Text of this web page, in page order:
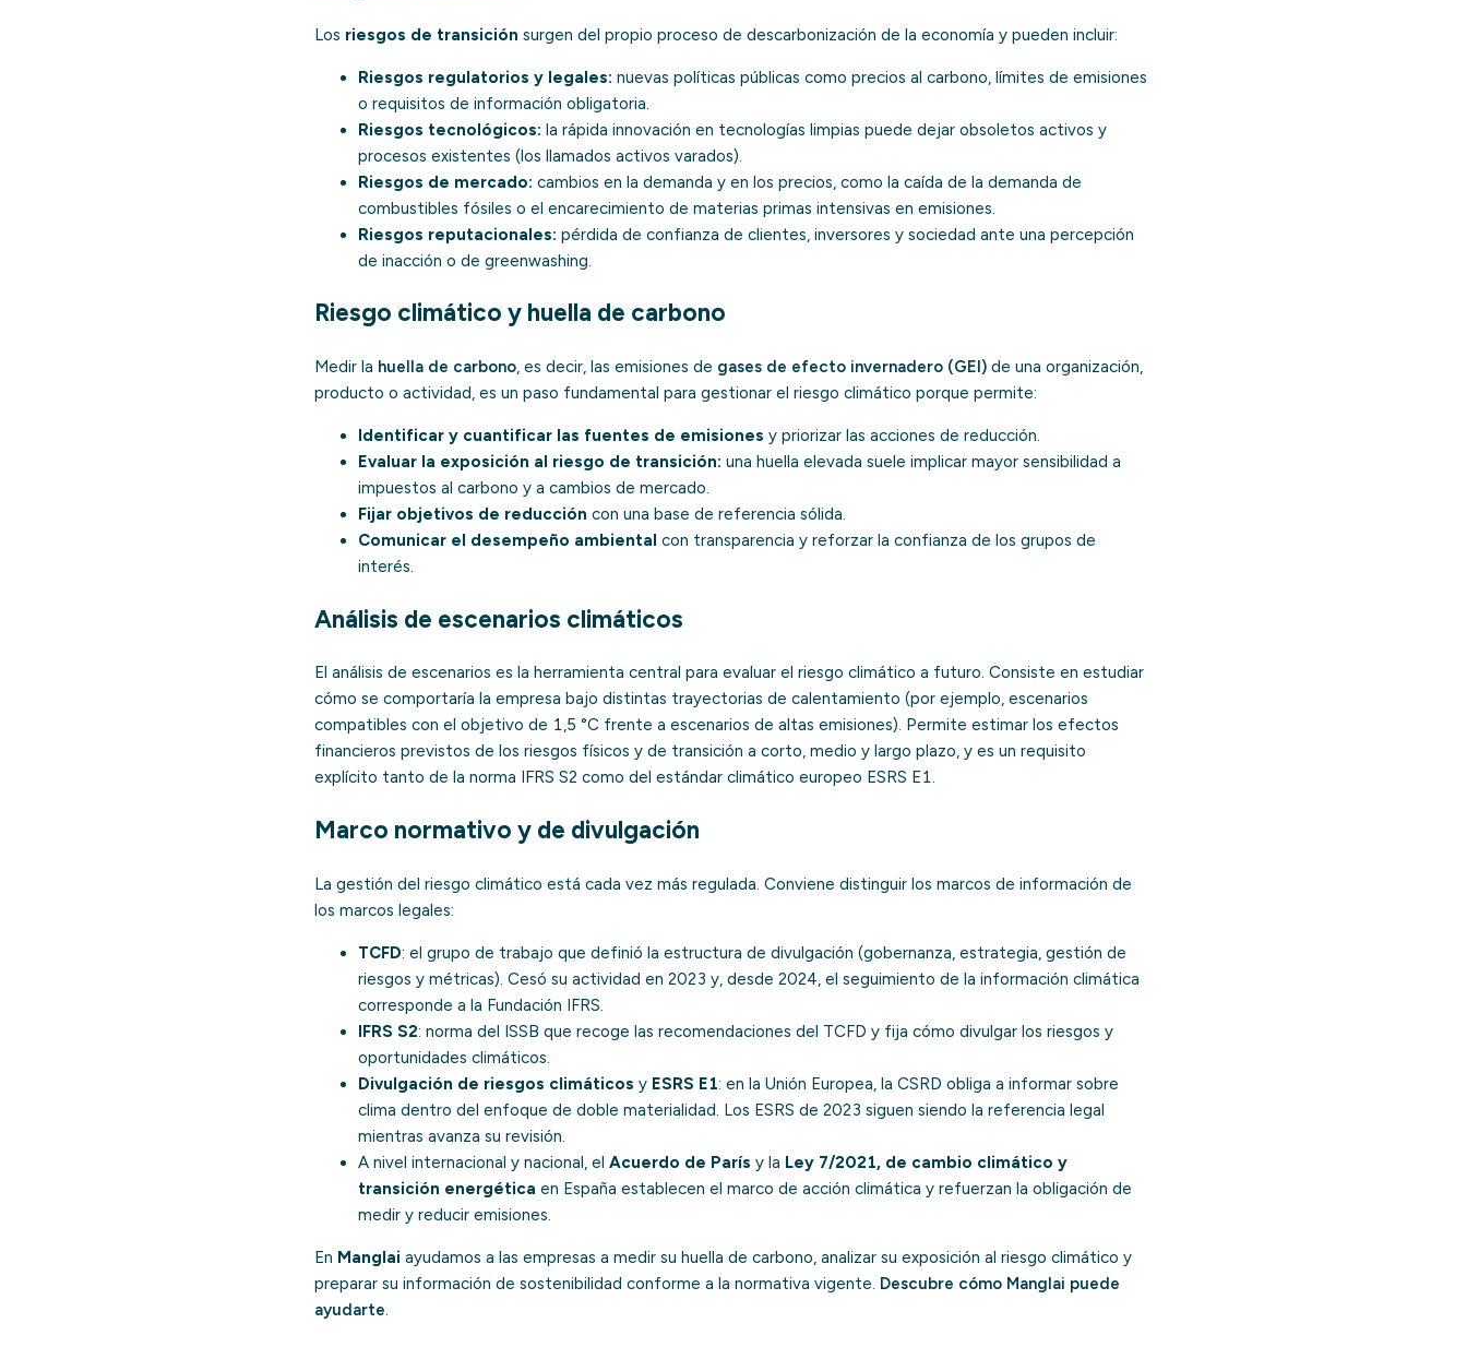
Los riesgos de transición surgen del propio proceso de descarbonización de la economía y pueden incluir:
Riesgos regulatorios y legales: nuevas políticas públicas como precios al carbono, límites de emisiones
o requisitos de información obligatoria.
Riesgos tecnológicos: la rápida innovación en tecnologías limpias puede dejar obsoletos activos y
procesos existentes (los llamados activos varados).
Riesgos de mercado: cambios en la demanda y en los precios, como la caída de la demanda de
combustibles fósiles o el encarecimiento de materias primas intensivas en emisiones.
Riesgos reputacionales: pérdida de confianza de clientes, inversores y sociedad ante una percepción
de inacción o de greenwashing.
Riesgo climático y huella de carbono
Medir la huella de carbono, es decir, las emisiones de gases de efecto invernadero (GEI) de una organización,
producto o actividad, es un paso fundamental para gestionar el riesgo climático porque permite:
Identificar y cuantificar las fuentes de emisiones y priorizar las acciones de reducción.
Evaluar la exposición al riesgo de transición: una huella elevada suele implicar mayor sensibilidad a
impuestos al carbono y a cambios de mercado.
Fijar objetivos de reducción con una base de referencia sólida.
Comunicar el desempeño ambiental con transparencia y reforzar la confianza de los grupos de
interés.
Análisis de escenarios climáticos
El análisis de escenarios es la herramienta central para evaluar el riesgo climático a futuro. Consiste en estudiar
cómo se comportaría la empresa bajo distintas trayectorias de calentamiento (por ejemplo, escenarios
compatibles con el objetivo de 1,5 °C frente a escenarios de altas emisiones). Permite estimar los efectos
financieros previstos de los riesgos físicos y de transición a corto, medio y largo plazo, y es un requisito
explícito tanto de la norma IFRS S2 como del estándar climático europeo ESRS E1.
Marco normativo y de divulgación
La gestión del riesgo climático está cada vez más regulada. Conviene distinguir los marcos de información de
los marcos legales:
TCFD: el grupo de trabajo que definió la estructura de divulgación (gobernanza, estrategia, gestión de
riesgos y métricas). Cesó su actividad en 2023 y, desde 2024, el seguimiento de la información climática
corresponde a la Fundación IFRS.
IFRS S2: norma del ISSB que recoge las recomendaciones del TCFD y fija cómo divulgar los riesgos y
oportunidades climáticos.
Divulgación de riesgos climáticos y ESRS E1: en la Unión Europea, la CSRD obliga a informar sobre
clima dentro del enfoque de doble materialidad. Los ESRS de 2023 siguen siendo la referencia legal
mientras avanza su revisión.
A nivel internacional y nacional, el Acuerdo de París y la Ley 7/2021, de cambio climático y
transición energética en España establecen el marco de acción climática y refuerzan la obligación de
medir y reducir emisiones.
En Manglai ayudamos a las empresas a medir su huella de carbono, analizar su exposición al riesgo climático y
preparar su información de sostenibilidad conforme a la normativa vigente. Descubre cómo Manglai puede
ayudarte.